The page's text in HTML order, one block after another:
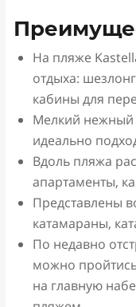
На пляже
отдыха:
кабины для
Мелкий нежный
идеально
Вдоль пляжа
апартаменты,
Представлены
катамараны,
По недавно
можно
на главную